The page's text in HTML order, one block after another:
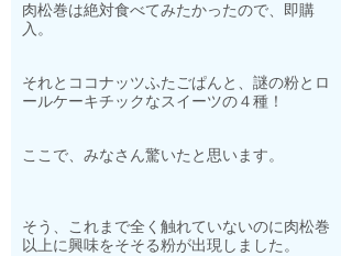
肉松巻は絶対食べてみたかったので、即購
入。
それとココナッツふたごぱんと、謎の粉とロ
ールケーキチックなスイーツの４種！
ここで、みなさん驚いたと思います。
そう、これまで全く触れていないのに肉松巻
以上に興味をそそる粉が出現しました。